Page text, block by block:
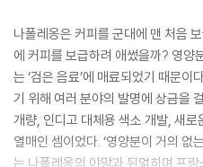
나폴레옹은 커피를 군대에 맨 처음
에 커피를 보급하려 애썼을까? 영양
는 ‘검은 음료’에 매료되었기 때문
기 위해 여러 분야의 발명에 상금을
개량, 인디고 대체용 색소 개발, 새
열매인 셈이었다. ‘영양분이 거의 없
는 나폴레옹의 야망과 뒤얽히며 프